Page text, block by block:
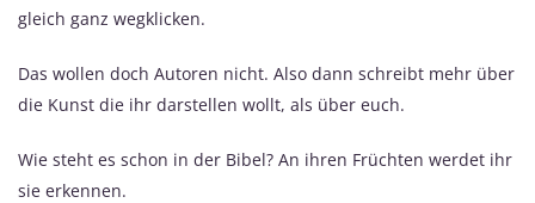
gleich ganz wegklicken.
Das wollen doch Autoren nicht. Also dann schreibt mehr über
die Kunst die ihr darstellen wollt, als über euch.
Wie steht es schon in der Bibel? An ihren Früchten werdet ihr
sie erkennen.